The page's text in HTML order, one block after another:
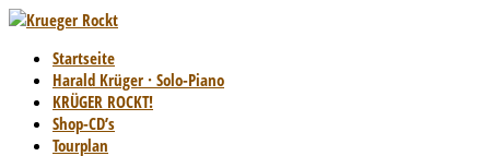
Startseite
Harald Krüger · Solo-Piano
KRÜGER ROCKT!
Shop-CD’s
Tourplan